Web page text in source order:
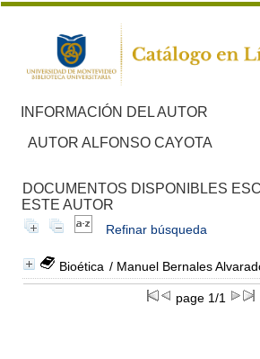
INFORMACIÓN DEL AUTOR
AUTOR ALFONSO CAYOTA
DOCUMENTOS DISPONIBLES
ESTE AUTOR
Refinar búsqueda
Bioética / Manuel Bernales
page 1/1